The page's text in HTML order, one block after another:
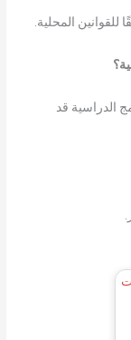
المحلية.
الدراسية قد